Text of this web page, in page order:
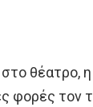
θέατρο, η
φορές τον